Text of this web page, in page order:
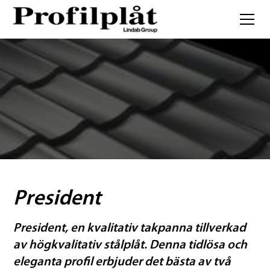
President
President, en kvalitativ takpanna tillverkad
av högkvalitativ stålplåt. Denna tidlösa och
eleganta profil erbjuder det bästa av två